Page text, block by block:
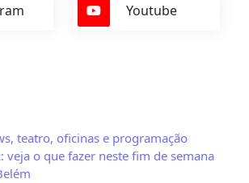
Youtube
teatro, oficinas e programação
veja o que fazer neste fim de semana